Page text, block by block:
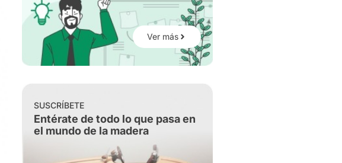
Ver más
SUSCRÍBETE
Entérate de todo lo que pasa en
el mundo de la madera